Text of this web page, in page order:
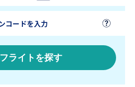
フライトを探す